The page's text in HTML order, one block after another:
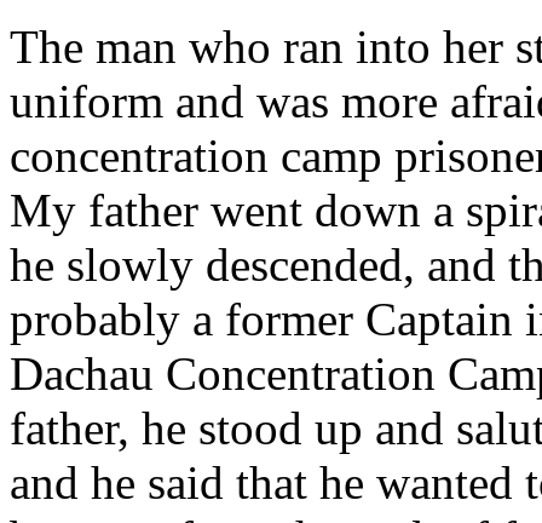
The man who ran into her
uniform and was more
concentration camp
My father went down a
he slowly descended, and
probably a former Captain
Dachau Concentration
father, he stood up and
and he said that he wanted